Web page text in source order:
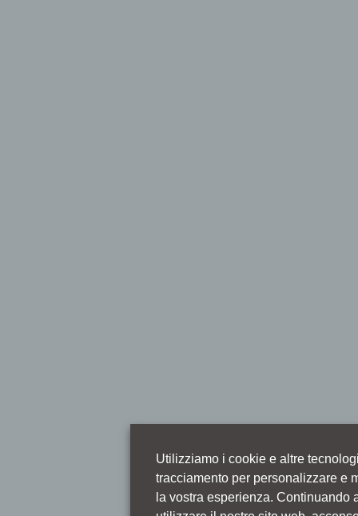
Utilizziamo i cookie e altre
tracciamento per personalizzare e
la vostra esperienza. Continuando